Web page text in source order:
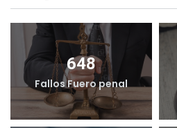
648
Fallos Fuero penal